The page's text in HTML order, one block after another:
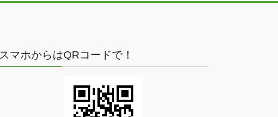
スマホからはQRコードで！